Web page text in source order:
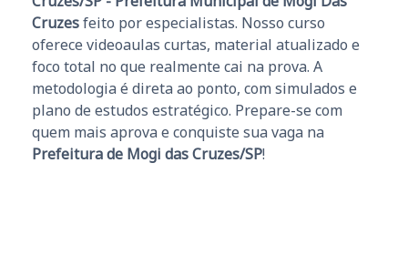
Cruzesfeito por especialistas. Nosso curso
oferece videoaulas curtas, material atualizado e
foco total no que realmente cai na prova. A
metodologia é direta ao ponto, com simulados e
plano de estudos estratégico. Prepare-se com
quem mais aprova e conquiste sua vaga na
Prefeitura de Mogi das Cruzes/SP!